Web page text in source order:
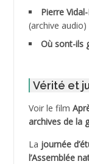
ADDANE
ADDECHE
ADELIOUAT
ADJANI Khaled
ADJAOUT
Pierre
(archive audio)
Où sont-ils
Vérité et
Voir le film
archives de la
La journée
l’Assemblée